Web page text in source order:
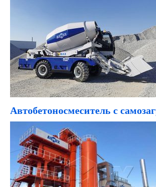
Автобетоносмеситель с